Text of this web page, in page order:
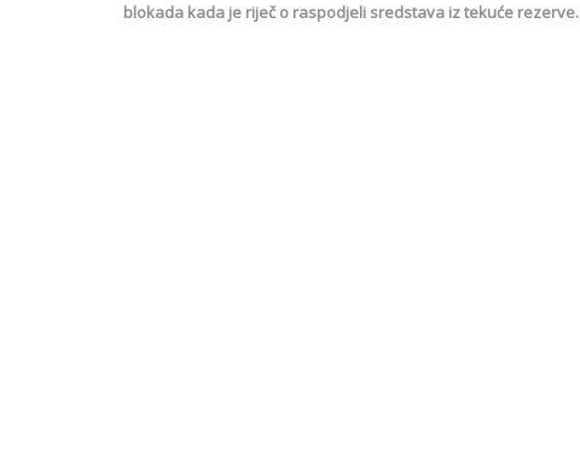
blokada kada je riječ o raspodjeli sredstava iz tekuće rezerve.